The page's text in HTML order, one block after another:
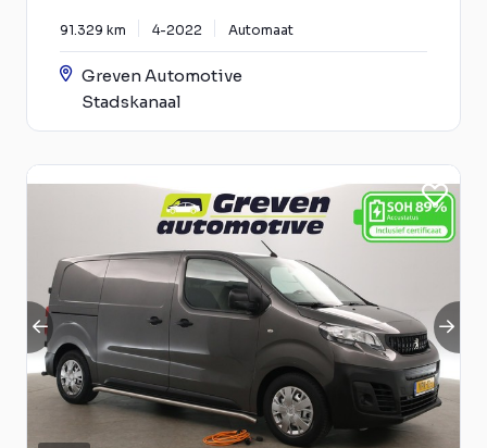
91.329 km 4-2022 Automaat
Greven Automotive
Stadskanaal